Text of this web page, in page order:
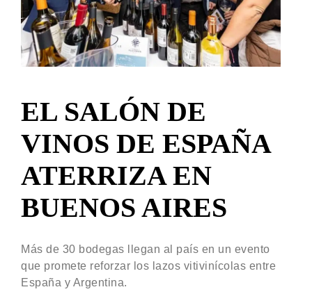
EL SALÓN DE
VINOS DE ESPAÑA
ATERRIZA EN
BUENOS AIRES
Más de 30 bodegas llegan al país en un evento
que promete reforzar los lazos vitivinícolas entre
España y Argentina.